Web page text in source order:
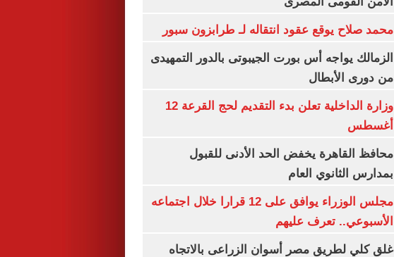
محمد صلاح يوقع عقود انتقاله لـ طرابزون سبور
الزمالك يواجه أس بورت الجيبوتى بالدور التمهيدى
من دورى الأبطال
وزارة الداخلية تعلن بدء التقديم لحج القرعة 12
أغسطس
محافظ القاهرة يخفض الحد الأدنى للقبول
بمدارس الثانوي العام
مجلس الوزراء يوافق على 12 قرارا خلال اجتماعه
الأسبوعي.. تعرف عليهم
غلق كلي لطريق مصر أسوان الزراعى بالاتجاه